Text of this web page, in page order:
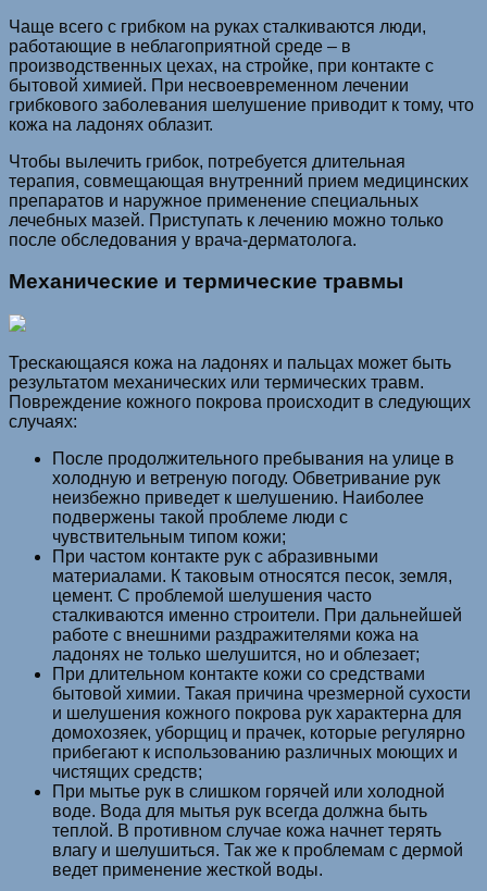
Чаще всего с грибком на руках сталкиваются люди,
работающие в неблагоприятной среде – в
производственных цехах, на стройке, при контакте с
бытовой химией. При несвоевременном лечении
грибкового заболевания шелушение приводит к тому, что
кожа на ладонях облазит.
Чтобы вылечить грибок, потребуется длительная
терапия, совмещающая внутренний прием медицинских
препаратов и наружное применение специальных
лечебных мазей. Приступать к лечению можно только
после обследования у врача-дерматолога.
Механические и термические травмы
Трескающаяся кожа на ладонях и пальцах может быть
результатом механических или термических травм.
Повреждение кожного покрова происходит в следующих
случаях:
После продолжительного пребывания на улице в
холодную и ветреную погоду. Обветривание рук
неизбежно приведет к шелушению. Наиболее
подвержены такой проблеме люди с
чувствительным типом кожи;
При частом контакте рук с абразивными
материалами. К таковым относятся песок, земля,
цемент. С проблемой шелушения часто
сталкиваются именно строители. При дальнейшей
работе с внешними раздражителями кожа на
ладонях не только шелушится, но и облезает;
При длительном контакте кожи со средствами
бытовой химии. Такая причина чрезмерной сухости
и шелушения кожного покрова рук характерна для
домохозяек, уборщиц и прачек, которые регулярно
прибегают к использованию различных моющих и
чистящих средств;
При мытье рук в слишком горячей или холодной
воде. Вода для мытья рук всегда должна быть
теплой. В противном случае кожа начнет терять
влагу и шелушиться. Так же к проблемам с дермой
ведет применение жесткой воды.